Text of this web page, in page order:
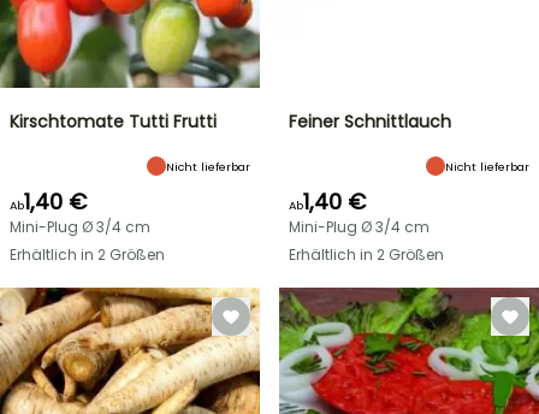
Kirschtomate Tutti Frutti
Nicht lieferbar
Ab1,40 €
Mini-Plug Ø 3/4 cm
Erhältlich in 2 Größen
Feiner Schnittlauch
Nicht lieferbar
Ab1,40 €
Mini-Plug Ø 3/4 cm
Erhältlich in 2 Größen